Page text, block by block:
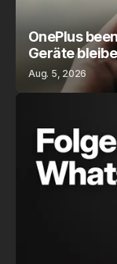
OnePlus
Geräte
Aug. 5, 2026